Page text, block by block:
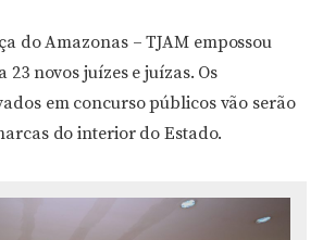
do Amazonas – TJAM empossou
novos juízes e juízas. Os
em concurso públicos vão serão
do interior do Estado.